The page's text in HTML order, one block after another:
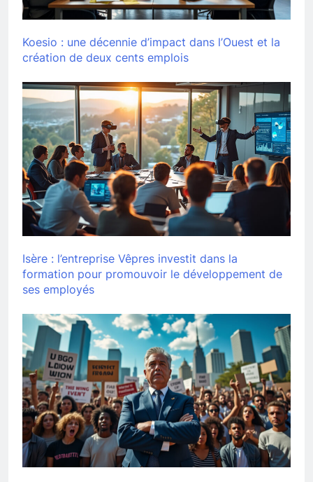
Koesio : une décennie d’impact dans l’Ouest et la
création de deux cents emplois
Isère : l’entreprise Vêpres investit dans la
formation pour promouvoir le développement de
ses employés